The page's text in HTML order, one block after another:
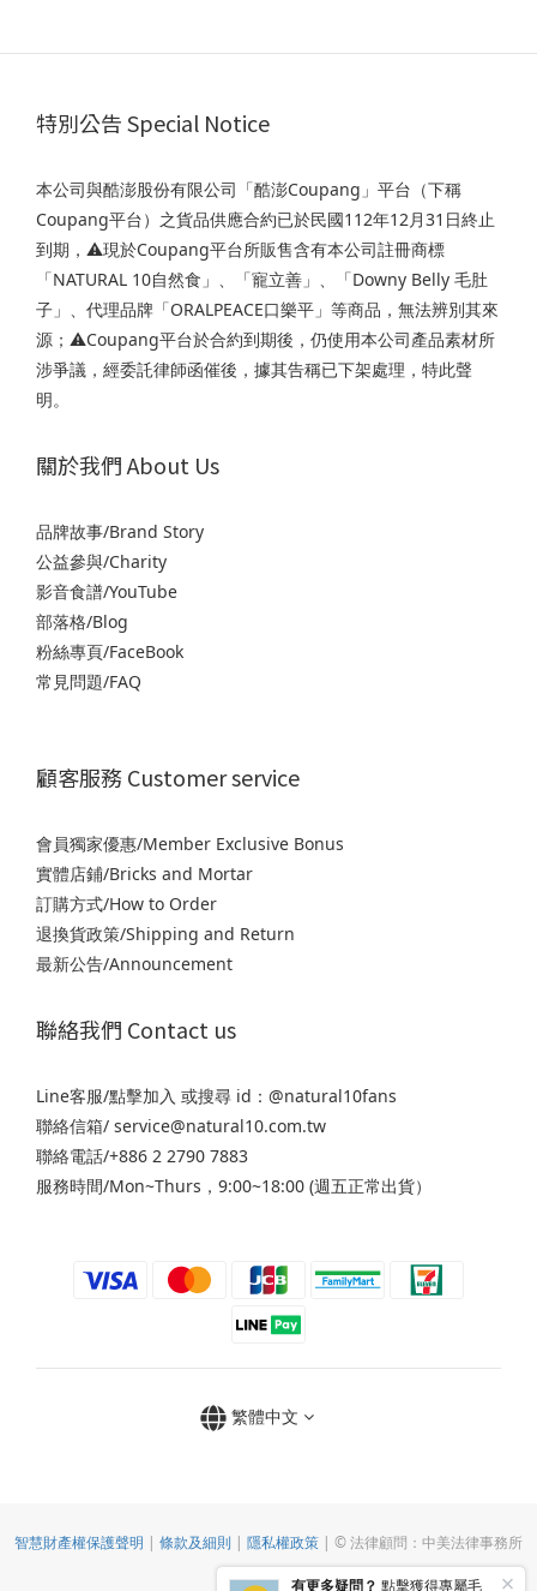
特別公告 Special Notice
本公司與酷澎股份有限公司「酷澎Coupang」平台（下稱
Coupang平台）之貨品供應合約已於民國112年12月31日終止
到期，⚠️現於Coupang平台所販售含有本公司註冊商標
「NATURAL 10自然食」、「寵立善」、「Downy Belly 毛肚
子」、代理品牌「ORALPEACE口樂平」等商品，無法辨別其來
源；⚠️Coupang平台於合約到期後，仍使用本公司產品素材所
涉爭議，經委託律師函催後，據其告稱已下架處理，特此聲
明。
關於我們 About Us
品牌故事/Brand Story
公益參與/Charity
影音食譜/YouTube
部落格/Blog
粉絲專頁/FaceBook
常見問題/FAQ
顧客服務 Customer service
會員獨家優惠/Member Exclusive Bonus
實體店鋪/Bricks and Mortar
訂購方式/How to Order
退換貨政策/Shipping and Return
最新公告/Announcement
聯絡我們 Contact us
Line客服/點擊加入 或搜尋 id：@natural10fans
聯絡信箱/ service@natural10.com.tw
聯絡電話/+886 2 2790 7883
服務時間/Mon~Thurs，9:00~18:00 (週五正常出貨）
繁體中文
智慧財產權保護聲明 | 條款及細則 | 隱私權政策 | © 法律顧問：中美法律事務所